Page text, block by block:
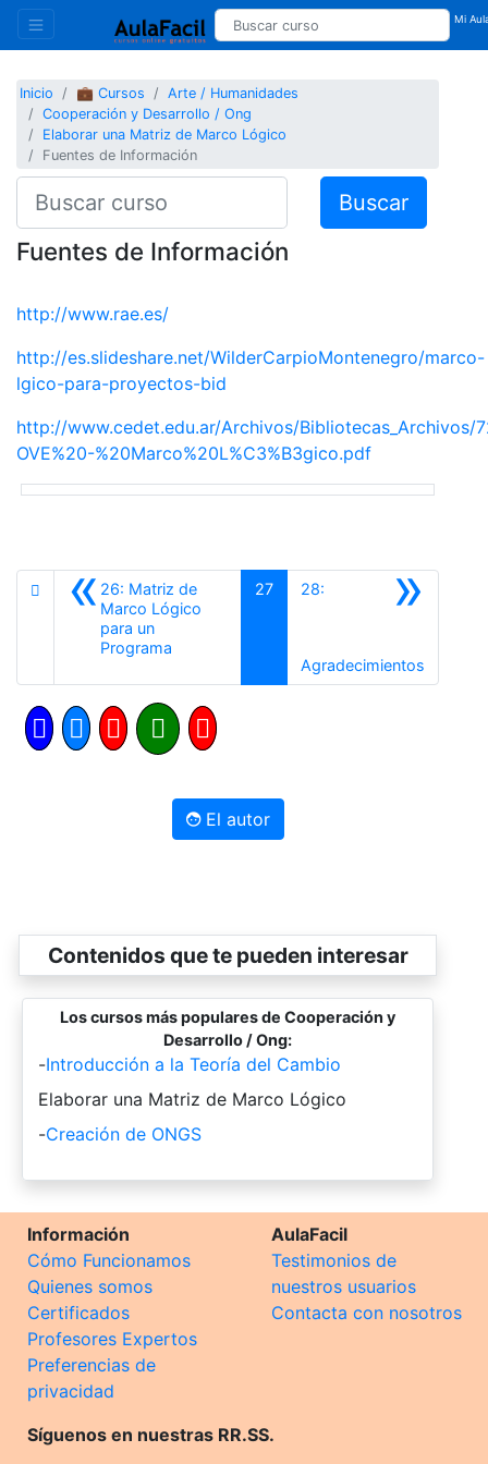
Mi
Inicio 💼 Cursos
Arte / Humanidades
Cooperación y Desarrollo / Ong
Elaborar una Matriz de Marco Lógico
Fuentes de Información
Buscar
Fuentes de Información
http://www.rae.es/
http://es.slideshare.net/WilderCarpioMontenegro/marco-
lgico-para-proyectos-bid
http://www.cedet.edu.ar/Archivos/Bibliotecas_Archivos/
OVE%20-%20Marco%20L%C3%B3gico.pdf
«26: Matriz de
Marco Lógico
para un
Programa
27 »
28:
Agradecimientos
El autor
Contenidos que te pueden interesar
Los cursos más populares de Cooperación y
Desarrollo / Ong:
-Introducción a la Teoría del Cambio
-
Elaborar una Matriz de Marco Lógico
-Creación de ONGS
Información
Cómo Funcionamos
Quienes somos
Certificados
Profesores Expertos
Preferencias de
privacidad
AulaFacil
Testimonios de
nuestros usuarios
Contacta con nosotros
Síguenos en nuestras RR.SS.